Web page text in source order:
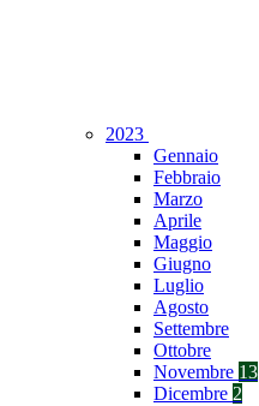
2023
Gennaio
Febbraio
Marzo
Aprile
Maggio
Giugno
Luglio
Agosto
Settembre
Ottobre
Novembre 13
Dicembre 2